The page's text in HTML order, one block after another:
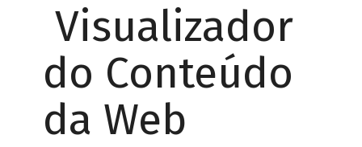
Visualizador
do Conteúdo
da Web